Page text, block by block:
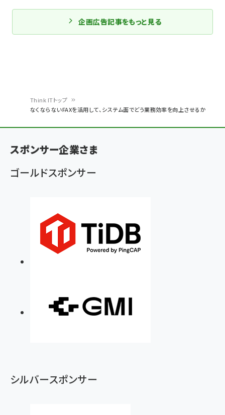
く
ず
Think ITトップ
なくならないFAXを活用して、システム面でどう業務効率を向上させるか
企画広告記事をもっと見る
スポンサー企業さま
ゴールドスポンサー
シルバースポンサー